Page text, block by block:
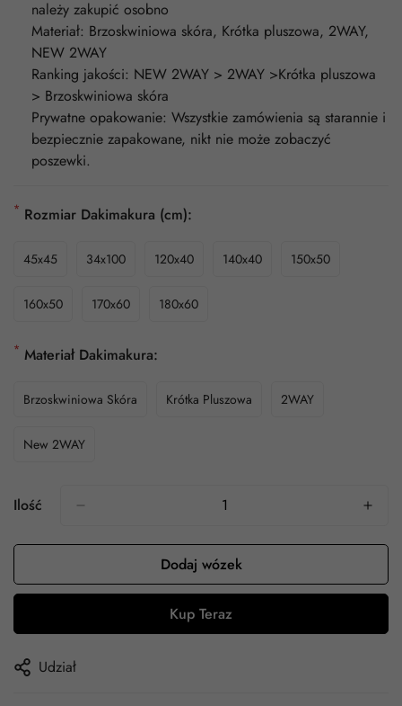
należy zakupić osobno
Materiał: Brzoskwiniowa skóra, Krótka pluszowa, 2WAY,
NEW 2WAY
Ranking jakości: NEW 2WAY > 2WAY >Krótka pluszowa
> Brzoskwiniowa skóra
Prywatne opakowanie: Wszystkie zamówienia są starannie i
bezpiecznie zapakowane, nikt nie może zobaczyć
poszewki.
* Rozmiar Dakimakura (cm):
45x45 34x100 120x40 140x40 150x50
160x50 170x60 180x60
* Materiał Dakimakura:
Brzoskwiniowa Skóra Krótka Pluszowa 2WAY
New 2WAY
Ilość
Dodaj wózek
Kup Teraz
Udział